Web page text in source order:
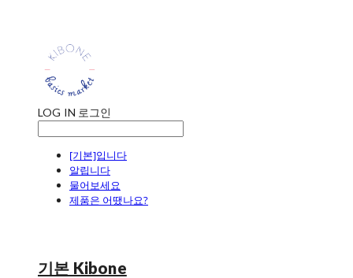
LOG IN 로그인
[기본]입니다
알립니다
물어보세요
제품은 어땠나요?
기본 Kibone